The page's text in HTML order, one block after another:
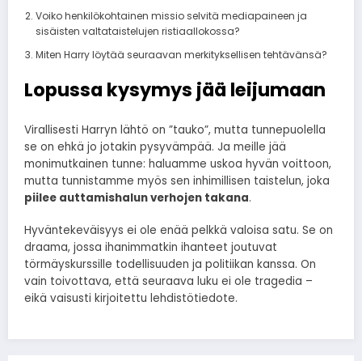
Voiko henkilökohtainen missio selvitä mediapaineen ja
sisäisten valtataistelujen ristiaallokossa?
Miten Harry löytää seuraavan merkityksellisen tehtävänsä?
Lopussa kysymys jää leijumaan
Virallisesti Harryn lähtö on ”tauko”, mutta tunnepuolella
se on ehkä jo jotakin pysyvämpää. Ja meille jää
monimutkainen tunne: haluamme uskoa hyvän voittoon,
mutta tunnistamme myös sen inhimillisen taistelun, joka
piilee auttamishalun verhojen takana.
Hyväntekeväisyys ei ole enää pelkkä valoisa satu. Se on
draama, jossa ihanimmatkin ihanteet joutuvat
törmäyskurssille todellisuuden ja politiikan kanssa. On
vain toivottava, että seuraava luku ei ole tragedia –
eikä vaisusti kirjoitettu lehdistötiedote.